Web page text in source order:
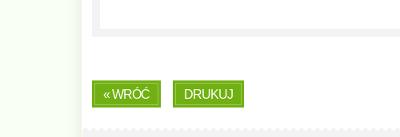
« WRÓĆ DRUKUJ